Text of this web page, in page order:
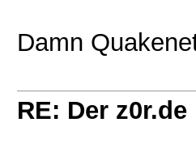
Damn
RE: Der z0r.de